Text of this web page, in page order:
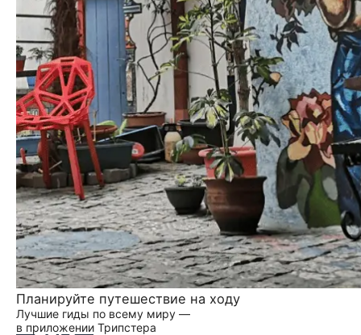
Планируйте путешествие на ходу
Лучшие гиды по всему миру —
в приложении Трипстера